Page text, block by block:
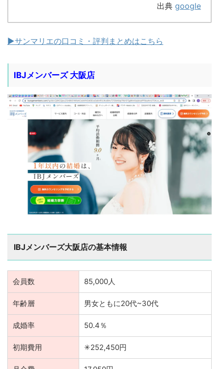
出典 google
▶︎サンマリエの口コミ・評判まとめはこちら
IBJメンバーズ 大阪店
IBJメンバーズ大阪店の基本情報
会員数 85,000人
年齢層 男女ともに20代~30代
成婚率 50.4％
初期費用 ✳︎252,450円